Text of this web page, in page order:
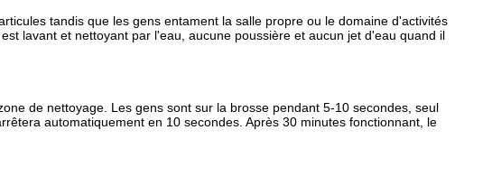
tandis que les gens entament la salle propre ou le domaine d'activités
lavant et nettoyant par l'eau, aucune poussière et aucun jet d'eau quand il
de nettoyage. Les gens sont sur la brosse pendant 5-10 secondes, seul
automatiquement en 10 secondes. Après 30 minutes fonctionnant, le